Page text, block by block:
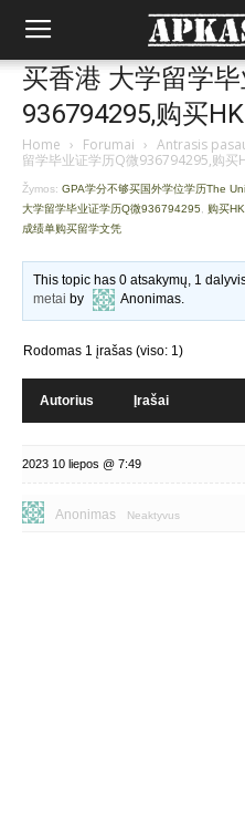
买香港 大学留学
936794295,购买
Home › Forumai › Antrasis
留学毕业证学历Q微936794295,购买
Žymos: GPA学分不够买国外学位学历The
大学留学毕业证学历Q微936794295
购买
成绩单购买留学文凭
This topic has 0 atsakymų, 1
metai by Anonimas.
Rodomas 1 įrašas (viso: 1)
Autorius Įrašai
2023 10 liepos @ 7:49
Anonimas Neaktyvus